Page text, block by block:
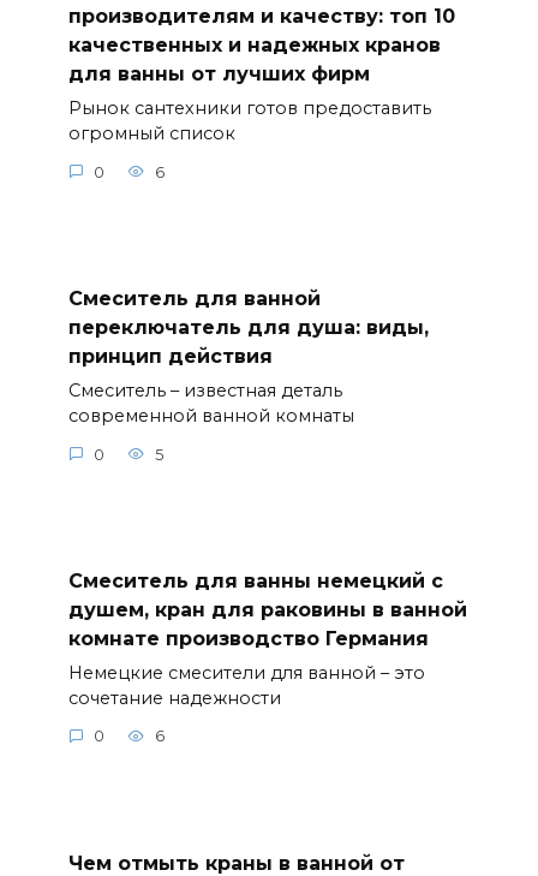
производителям и качеству: топ 10
качественных и надежных кранов
для ванны от лучших фирм
Рынок сантехники готов предоставить
огромный список
0 6
Смеситель для ванной
переключатель для душа: виды,
принцип действия
Смеситель – известная деталь
современной ванной комнаты
0 5
Смеситель для ванны немецкий с
душем, кран для раковины в ванной
комнате производство Германия
Немецкие смесители для ванной – это
сочетание надежности
0 6
Чем отмыть краны в ванной от